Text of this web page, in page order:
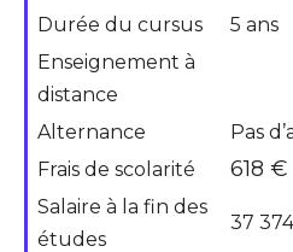
Durée du cursus
5 ans
Enseignement à
distance
Alternance
Pas
Frais de scolarité
618 €
Salaire à la fin des
études
37